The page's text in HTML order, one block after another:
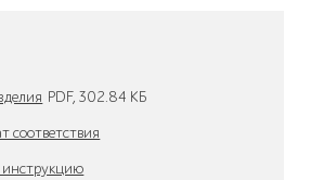
PDF, 302.84 KБ
соответствия
инструкцию